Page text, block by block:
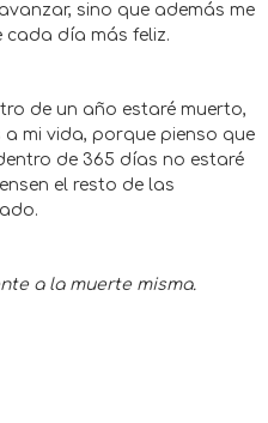
sino que además me
cada día más feliz.
de un año estaré muerto,
mi vida, porque pienso que
de 365 días no estaré
el resto de las
a la muerte misma.